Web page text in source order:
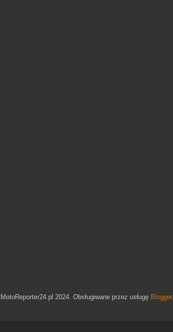
MotoReporter24.pl 2024. Obsługiwane przez usługę Blogger.